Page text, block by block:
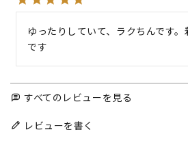
ゆったりしていて、ラクちんです
です
すべてのレビューを見る
レビューを書く